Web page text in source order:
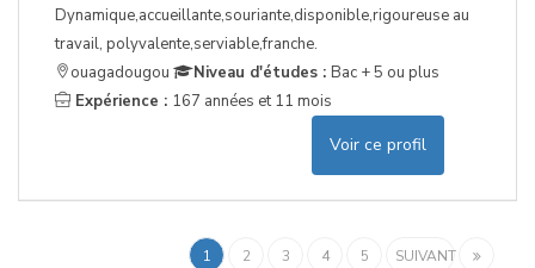
Dynamique,accueillante,souriante,disponible,rigoureuse au
travail, polyvalente,serviable,franche.
ouagadougou
Niveau d'études : Bac + 5 ou plus
Expérience : 167 années et 11 mois
Voir ce profil
1 2 3 4 5 SUIVANT